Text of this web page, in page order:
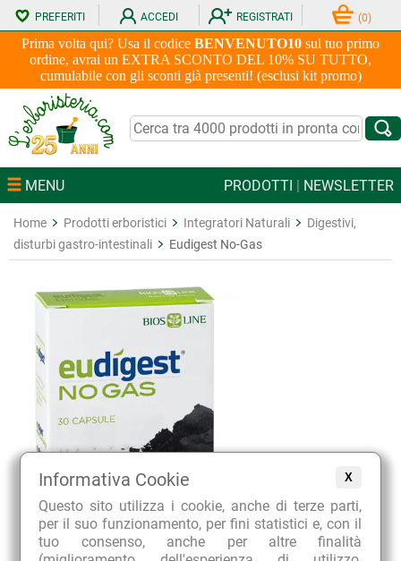
X
Informativa Cookie
Questo sito utilizza i cookie, anche di terze parti,
per il suo funzionamento, per fini statistici e, con il
tuo consenso, anche per altre finalità
Prima volta qui? Usa il codice BENVENUTO10 sul tuo primo
ordine, avrai un EXTRA SCONTO DEL 10% SU TUTTO,
cumulabile con gli sconti già presenti! (esclusi kit promo)
PREFERITI ACCEDI REGISTRATI (0)
MENU PRODOTTI | NEWSLETTER
Home Prodotti erboristici Integratori Naturali
Digestivi,
disturbi gastro-intestinali
Eudigest No-Gas